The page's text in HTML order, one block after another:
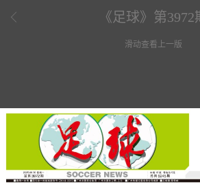
《足球》第3972
滑动查看上一版
第一版